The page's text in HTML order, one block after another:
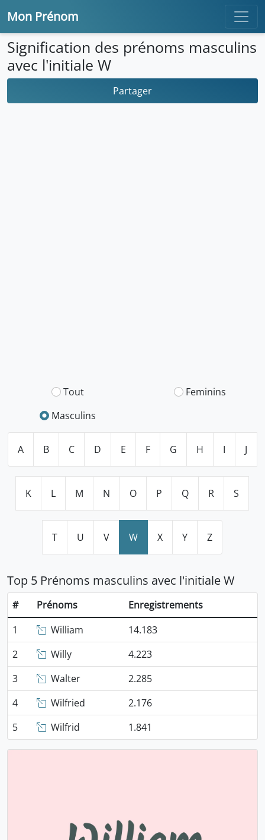
Mon Prénom
Signification des prénoms masculins
avec l'initiale W
Partager
Tout
Feminins
Masculins
A B C D E F G H I J
K L M N O P Q R S
T U V W X Y Z
Top 5 Prénoms masculins avec l'initiale W
# Prénoms
Enregistrements
1
William
14.183
2
Willy
4.223
3
Walter
2.285
4
Wilfried
2.176
5
Wilfrid 1.841